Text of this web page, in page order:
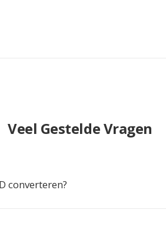
Veel Gestelde Vragen
converteren?